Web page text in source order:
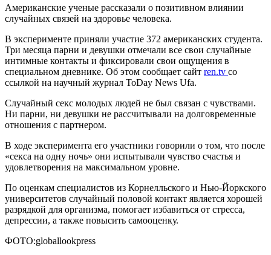
Американские ученые рассказали о позитивном влиянии
случайных связей на здоровье человека.
В эксперименте приняли участие 372 американских студента.
Три месяца парни и девушки отмечали все свои случайные
интимные контакты и фиксировали свои ощущения в
специальном дневнике. Об этом сообщает сайт ren.tv со
ссылкой на научный журнал ToDay News Ufa.
Случайный секс молодых людей не был связан с чувствами.
Ни парни, ни девушки не рассчитывали на долговременные
отношения с партнером.
В ходе эксперимента его участники говорили о том, что после
«секса на одну ночь» они испытывали чувство счастья и
удовлетворения на максимальном уровне.
По оценкам специалистов из Корнелльского и Нью-Йоркского
университетов случайный половой контакт является хорошей
разрядкой для организма, помогает избавиться от стресса,
депрессии, а также повысить самооценку.
ФОТО:globallookpress